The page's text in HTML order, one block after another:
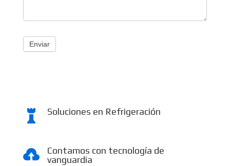
Enviar
 Soluciones en Refrigeración

Contamos con tecnología de
vanguardia